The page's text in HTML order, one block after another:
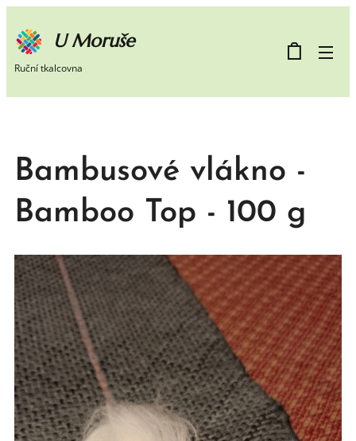
U Moruše
Ruční tkalcovna
Bambusové vlákno -
Bamboo Top - 100 g